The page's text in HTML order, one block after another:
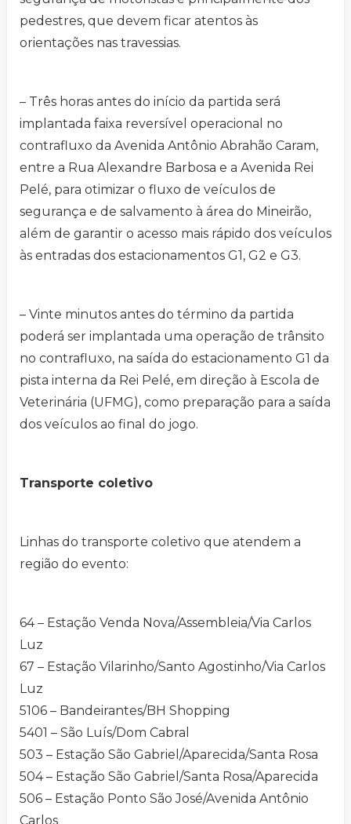
pedestres, que devem ficar atentos às
orientações nas travessias.
– Três horas antes do início da partida será
implantada faixa reversível operacional no
contrafluxo da Avenida Antônio Abrahão Caram,
entre a Rua Alexandre Barbosa e a Avenida Rei
Pelé, para otimizar o fluxo de veículos de
segurança e de salvamento à área do Mineirão,
além de garantir o acesso mais rápido dos veículos
às entradas dos estacionamentos G1, G2 e G3.
– Vinte minutos antes do término da partida
poderá ser implantada uma operação de trânsito
no contrafluxo, na saída do estacionamento G1 da
pista interna da Rei Pelé, em direção à Escola de
Veterinária (UFMG), como preparação para a saída
dos veículos ao final do jogo.
Transporte coletivo
Linhas do transporte coletivo que atendem a
região do evento:
64 – Estação Venda Nova/Assembleia/Via Carlos
Luz
67 – Estação Vilarinho/Santo Agostinho/Via Carlos
Luz
5106 – Bandeirantes/BH Shopping
5401 – São Luís/Dom Cabral
503 – Estação São Gabriel/Aparecida/Santa Rosa
504 – Estação São Gabriel/Santa Rosa/Aparecida
506 – Estação Ponto São José/Avenida Antônio
Carlos